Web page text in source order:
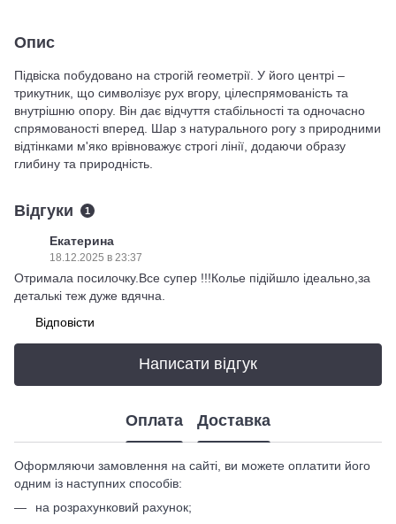
Опис
Підвіска побудовано на строгій геометрії. У його центрі –
трикутник, що символізує рух вгору, цілеспрямованість та
внутрішню опору. Він дає відчуття стабільності та одночасно
спрямованості вперед. Шар з натурального рогу з природними
відтінками м'яко врівноважує строгі лінії, додаючи образу
глибину та природність.
Відгуки 1
Екатерина
18.12.2025 в 23:37
Отримала посилочку.Все супер !!!Колье підійшло ідеально,за
деталькі теж дуже вдячна.
Відповісти
Написати відгук
Оплата Доставка
Оформляючи замовлення на сайті, ви можете оплатити його
одним із наступних способів:
на розрахунковий рахунок;